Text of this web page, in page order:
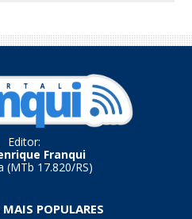
Editor:
Franqui
(MTb 17.820/RS)
POPULARES